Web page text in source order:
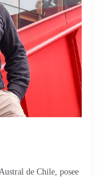
de Chile, posee